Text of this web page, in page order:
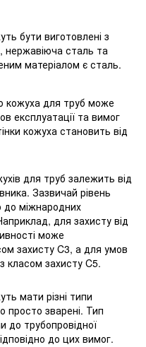
бути виготовлені з
нержавіюча сталь та
матеріалом є сталь.
кожуха для труб може
експлуатації та вимог
кожуха становить від
для труб залежить від
Зазвичай рівень
до міжнародних
для захисту від
може
захисту C3, а для умов
класом захисту C5.
мати різні типи
просто зварені. Тип
до трубопровідної
до цих вимог.